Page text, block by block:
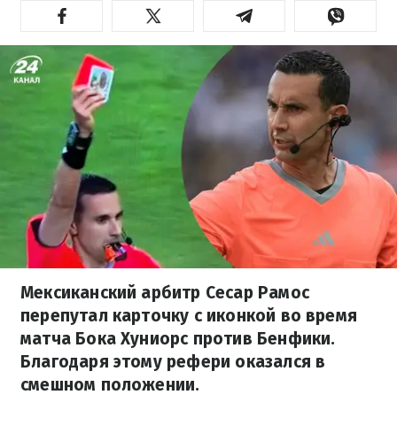
Мексиканский арбитр Сесар Рамос
перепутал карточку с иконкой во время
матча Бока Хуниорс против Бенфики.
Благодаря этому рефери оказался в
смешном положении.